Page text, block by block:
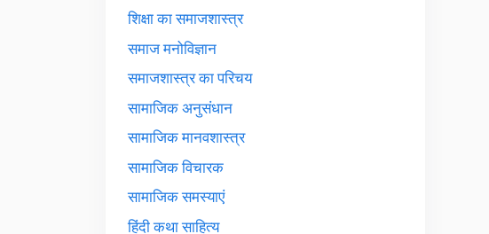
शिक्षा का समाजशास्त्र
समाज मनोविज्ञान
समाजशास्त्र का परिचय
सामाजिक अनुसंधान
सामाजिक मानवशास्त्र
सामाजिक विचारक
सामाजिक समस्याएं
हिंदी कथा साहित्य